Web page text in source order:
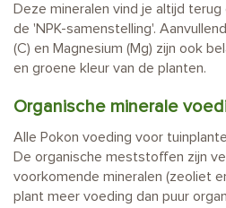
Deze mineralen vind je altijd
de 'NPK-samenstelling'.
(C) en Magnesium (Mg) zijn ook
en groene kleur van de planten.
Organische minerale
Alle Pokon voeding voor
De organische meststoffen zijn
voorkomende mineralen (zeoliet
plant meer voeding dan puur